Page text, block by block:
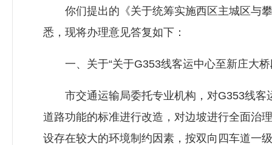
你们提出的《关于统筹实施西区主城区与攀
悉，现将办理意见答复如下：
一、关于“关于G353线客运中心至新庄大桥
市交通运输局委托专业机构，对G353线客
道路功能的标准进行改造，对边坡进行全面治
设存在较大的环境制约因素，按双向四车道一